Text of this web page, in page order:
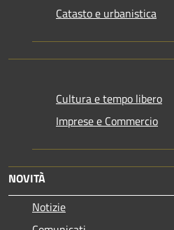
Catasto e urbanistica
Cultura e tempo libero
Imprese e Commercio
NOVITÀ
Notizie